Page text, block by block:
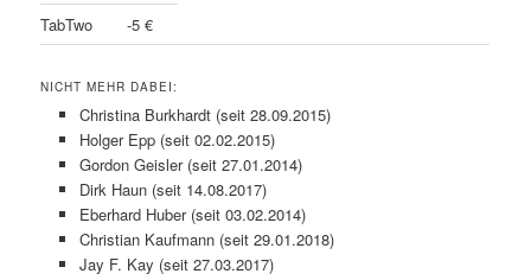
TabTwo
-5 €
NICHT MEHR DABEI:
Christina Burkhardt (seit 28.09.2015)
Holger Epp (seit 02.02.2015)
Gordon Geisler (seit 27.01.2014)
Dirk Haun (seit 14.08.2017)
Eberhard Huber (seit 03.02.2014)
Christian Kaufmann (seit 29.01.2018)
Jay F. Kay (seit 27.03.2017)